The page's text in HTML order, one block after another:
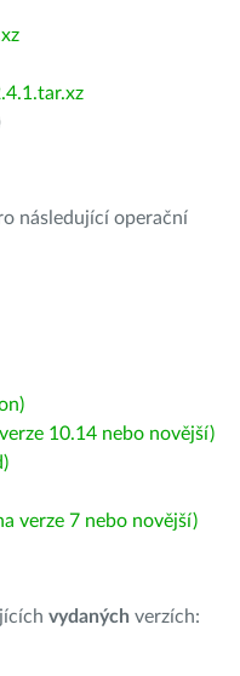
následující operační
10.14 nebo novější)
verze 7 nebo novější)
vydaných verzích: